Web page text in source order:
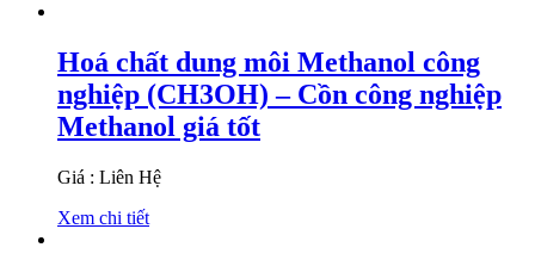
Hoá chất dung môi Methanol công
nghiệp (CH3OH) – Cồn công nghiệp
Methanol giá tốt
Giá : Liên Hệ
Xem chi tiết